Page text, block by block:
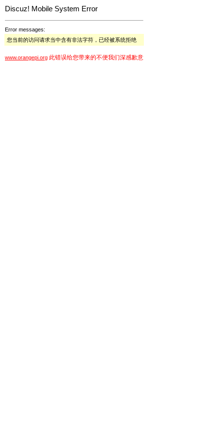
Discuz! Mobile System Error
Error messages:
您当前的访问请求当中含有非法字符，已经被系统拒绝
www.orangepi.org 此错误给您带来的不便我们深感歉意